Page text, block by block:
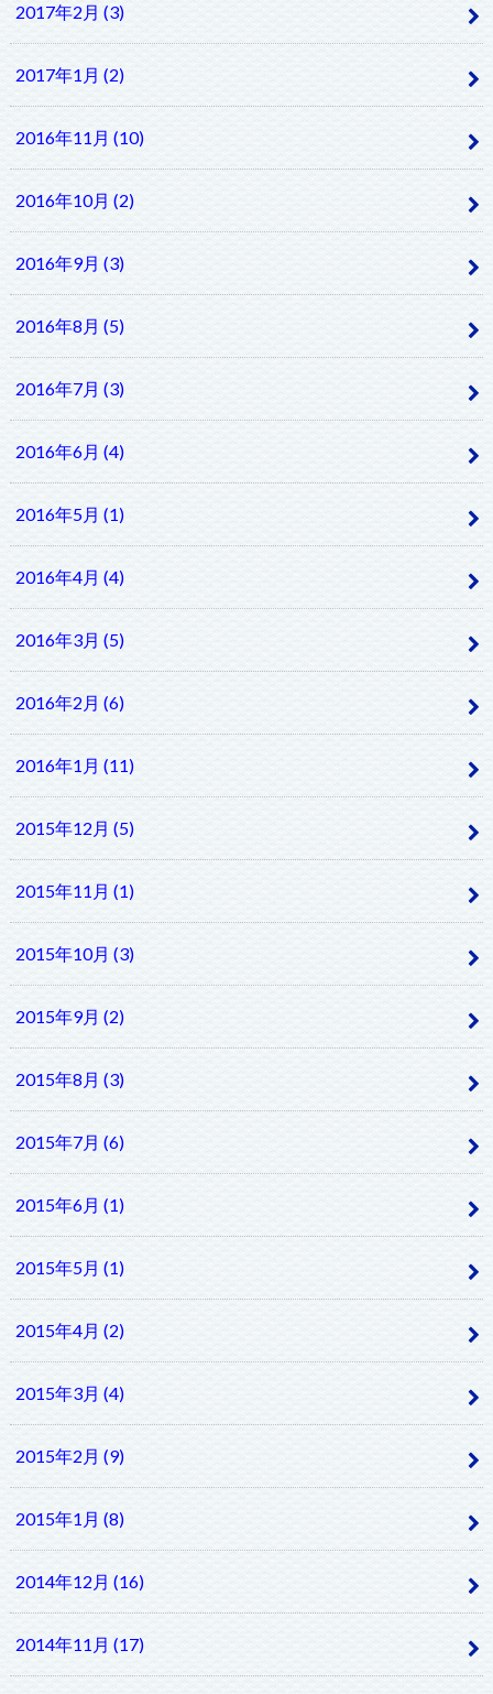
2017年2月 (3)
2017年1月 (2)
2016年11月 (10)
2016年10月 (2)
2016年9月 (3)
2016年8月 (5)
2016年7月 (3)
2016年6月 (4)
2016年5月 (1)
2016年4月 (4)
2016年3月 (5)
2016年2月 (6)
2016年1月 (11)
2015年12月 (5)
2015年11月 (1)
2015年10月 (3)
2015年9月 (2)
2015年8月 (3)
2015年7月 (6)
2015年6月 (1)
2015年5月 (1)
2015年4月 (2)
2015年3月 (4)
2015年2月 (9)
2015年1月 (8)
2014年12月 (16)
2014年11月 (17)